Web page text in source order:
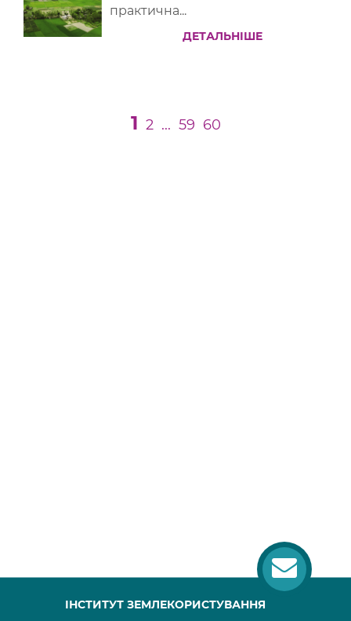
практична...
ДЕТАЛЬНІШЕ
1 2 ... 59 60
ІНСТИТУТ ЗЕМЛЕКОРИСТУВАННЯ